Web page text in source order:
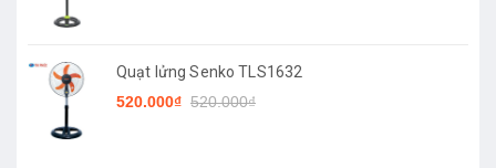
Quạt lửng Senko TLS1632
520.000₫ 520.000₫